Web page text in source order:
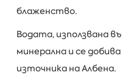
блаженство.
Водата, използвана
минерална и се
източника на Албена.